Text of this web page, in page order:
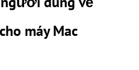
máy Mac